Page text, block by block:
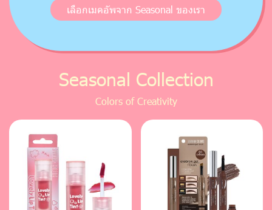
เลือกเมคอัพจาก Seasonal ของเรา
Seasonal Collection
Colors of Creativity